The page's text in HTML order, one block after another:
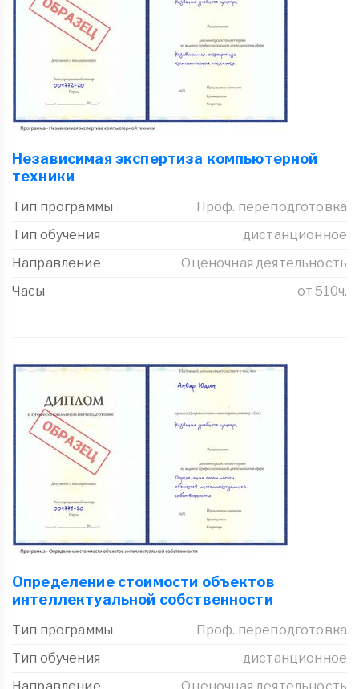
Независимая экспертиза компьютерной
техники
Тип программы
Проф. переподготовка
Тип обучения
дистанционное
Направление
Оценочная деятельность
Часы
от 510ч.
Определение стоимости объектов
интеллектуальной собственности
Тип программы
Проф. переподготовка
Тип обучения
дистанционное